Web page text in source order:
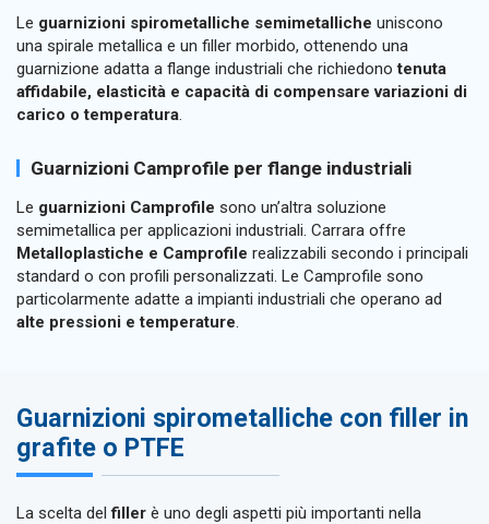
Le guarnizioni spirometalliche semimetalliche uniscono
una spirale metallica e un filler morbido, ottenendo una
guarnizione adatta a flange industriali che richiedonotenuta
affidabile, elasticità e capacità di compensare variazioni di
carico o temperatura.
Guarnizioni Camprofile per flange industriali
Le guarnizioni Camprofile sono un’altra soluzione
semimetallica per applicazioni industriali. Carrara offre
Metalloplastiche e Camprofile realizzabili secondo i principali
standard o con profili personalizzati. Le Camprofile sono
particolarmente adatte a impianti industriali che operano ad
alte pressioni e temperature.
Guarnizioni spirometalliche con filler in
grafite o PTFE
La scelta delfiller è uno degli aspetti più importanti nella